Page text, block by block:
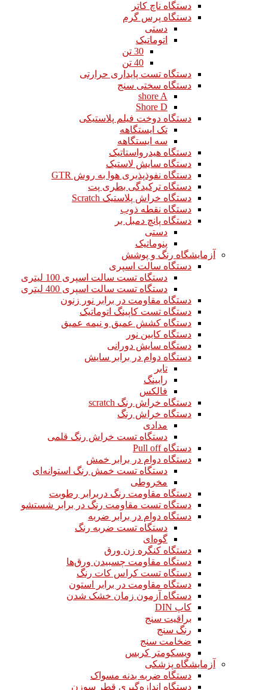
دستگاه ناچ کاتر
دستگاه پرس گرم
دستی
اتوماتیک
30 تن
40 تن
دستگاه تست پایداری حرارتی
دستگاه سختی سنج
shore A
Shore D
دستگاه دوخت فیلم پلاستیکی
تک ایستگاهه
سه ایستگاهه
دستگاه هیدرواستاتیک
دستگاه سایش لاستیک
دستگاه نفوذپذیری هوا به روش GTR
دستگاه ترکیدگی بطری پت
دستگاه خراش پلاستیک Scratch
دستگاه نقطه ذوب
دستگاه پانچ دمبل بر
دستی
پنوماتیک
آزمایشگاه رنگ و پوشش
دستگاه سالت اسپری
دستگاه تست سالت اسپری 100 لیتری
دستگاه تست سالت اسپری 400 لیتری
دستگاه مقاومت در برابر نور زنون
دستگاه تست کاپینگ اتوماتیک
دستگاه کشش عمیق و نیمه عمیق
دستگاه کابین نور
دستگاه سایش دورانی
دستگاه دوام در برابر سایش
تابر
رابینگ
فالکس
دستگاه خراش رنگ scratch
دستگاه خراش رنگ
مدادی
دستگاه تست خراش رنگ قلمی
دستگاه Pull off
دستگاه دوام در برابر خمش
دستگاه تست خمش رنگ استوانه‌ای
مخروطی
دستگاه مقاومت رنگ دربرابر رطوبت
دستگاه تست مقاومت رنگ در برابر شستشو
دستگاه دوام در برابر ضربه
دستگاه تست ضربه رنگ
گوه‌ای
دستگاه کنگره زن ورق
دستگاه مقاومت چسبیدن ورق‌ها
دستگاه تست کراس کات رنگ
دستگاه مقاومت در برابر استون
دستگاه آزمون زمان خشک شدن
کاپ DIN
براقیت سنج
رنگ سنج
ضخامت سنج
ویسکومتر کربس
آزمایشگاه پزشکی
دستگاه ضربه بدنه مسواک
دستگاه اندازه‌گیری قطر سوزن